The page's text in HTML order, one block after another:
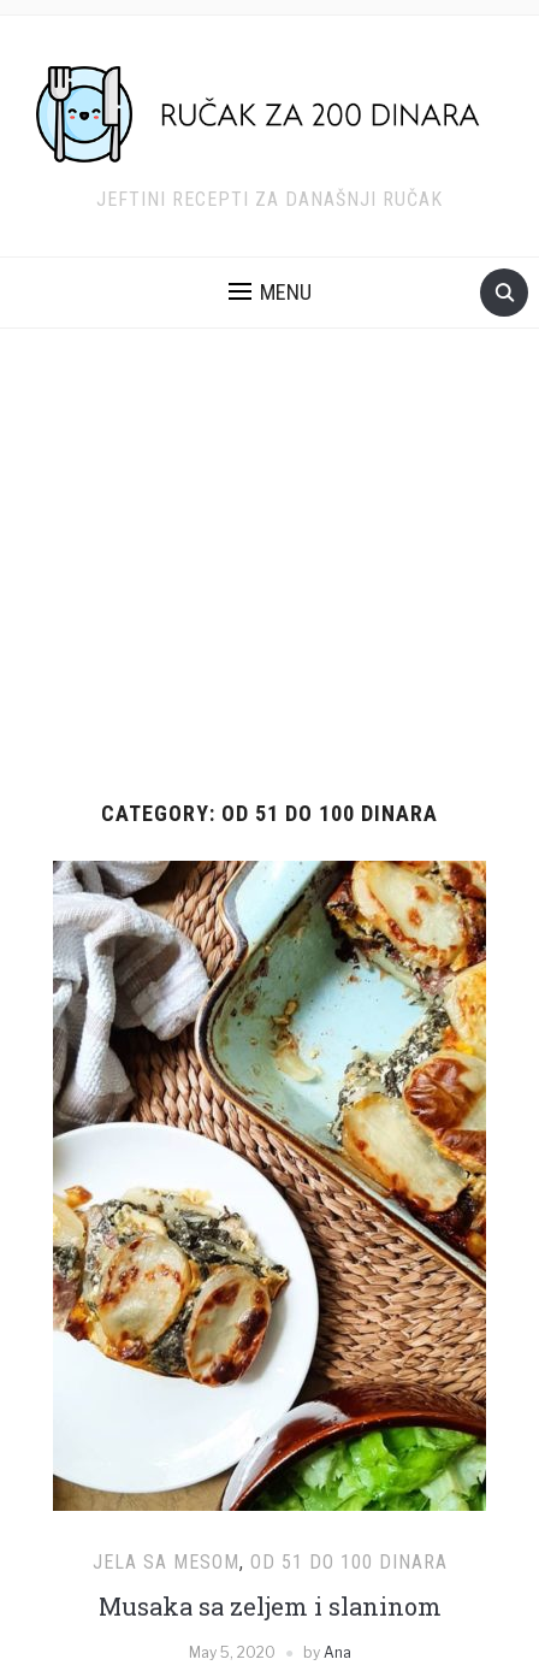
JEFTINI RECEPTI ZA DANAŠNJI RUČAK
MENU
CATEGORY: OD 51 DO 100 DINARA
JELA SA MESOM, OD 51 DO 100 DINARA
Musaka sa zeljem i slaninom
May 5, 2020 by Ana